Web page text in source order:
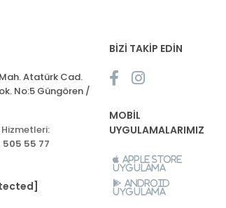
Atatürk Cad.
No:5 Güngören /
505 55 77
BİZİ TAKİP EDİN
MOBİL
UYGULAMALARIMIZ
Apple Store
Uygulama
Android
Uygulama